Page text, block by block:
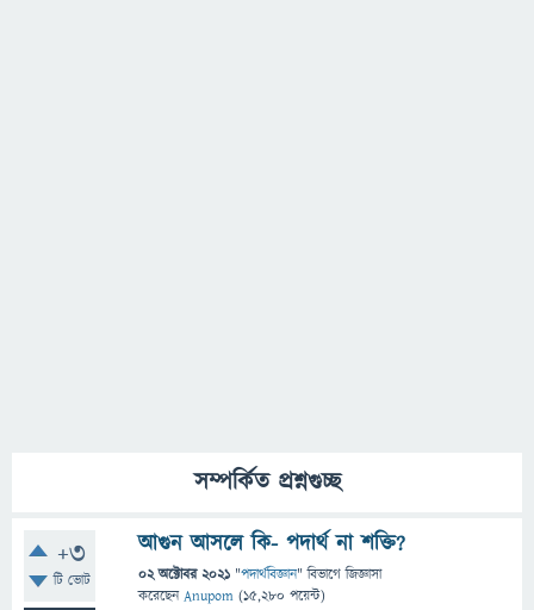
সম্পর্কিত প্রশ্নগুচ্ছ
+3
টি ভোট
আগুন আসলে কি- পদার্থ না শক্তি?
02 অক্টোবর 2021 "পদার্থবিজ্ঞান" বিভাগে জিজ্ঞাসা
করেছেনAnupom (15,280 পয়েন্ট)